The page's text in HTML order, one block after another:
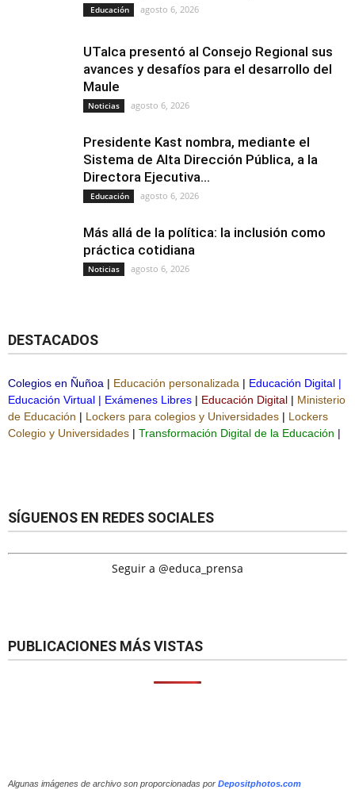
Educación agosto 6, 2026
UTalca presentó al Consejo Regional sus
avances y desafíos para el desarrollo del
Maule
Noticias agosto 6, 2026
Presidente Kast nombra, mediante el
Sistema de Alta Dirección Pública, a la
Directora Ejecutiva...
Educación agosto 6, 2026
Más allá de la política: la inclusión como
práctica cotidiana
Noticias agosto 6, 2026
DESTACADOS
Colegios en Ñuñoa | Educación personalizada | Educación Digital |
Educación Virtual | Exámenes Libres | Educación Digital | Ministerio
de Educación | Lockers para colegios y Universidades | Lockers
Colegio y Universidades | Transformación Digital de la Educación |
SÍGUENOS EN REDES SOCIALES
Seguir a @educa_prensa
PUBLICACIONES MÁS VISTAS
Algunas imágenes de archivo son proporcionadas por Depositphotos.com